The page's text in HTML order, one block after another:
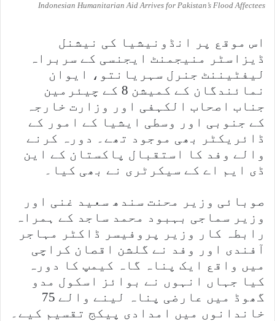
Indonesian Humanitarian Aid Arrives for Pakistan’s Flood Affectees
اس موقع پر انڈونیشیا کی نیشنل
ڈیزاسٹر منیجمنٹ ایجنسی کے سربراہ
لیفٹیننٹ جنرل سہریانتو، ایوان
نمائندگان کے کمیشن 8 کے چیئرمین
جناب اصحاب الکہفی اور وزارت خارجہ
کے جنوبی اور وسطی ایشیا کے امور کے
ڈائریکٹر بھی موجود تھے۔ دورہ کرنے
والے وفد کا استقبال پاکستان کے این
ڈی ایم اے کے سیکرٹری نے بھی کیا۔
صوبائی وزیر محنت سندھ سعید غنی اور
وزیر سماجی بہبود محمد ساجد کے ہمراہ
رابطہ کار وزیر پروفیسر ڈاکٹر مہاجر
آفندی اور وفد نے گلشن اقصان کراچی
میں واقع ایک پناہ گاہ کیمپ کا دورہ
کیا جہاں انہوں نے بوائز اسکول مدو
گھوڈ میں عارضی پناہ لینے والے 75
خاندانوں میں امدادی پیکج تقسیم کیے۔